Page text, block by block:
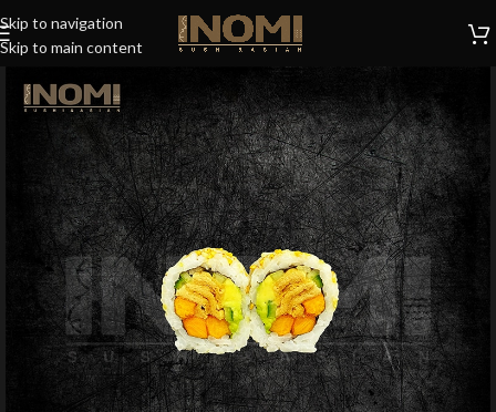
Skip to navigation
Skip to main content